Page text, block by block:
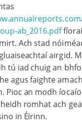
ab_2016.pdf
Ach stad
airgid.
tú iad chuig an
agus faighte
Pioc an modh
romhat ach
in Éirinn.